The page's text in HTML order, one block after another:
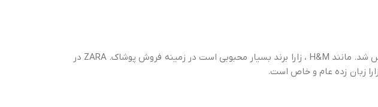
است. در سال 1975 ، 43 سال پیش در اسپانیا تاسیس شد. مانند H&M ، زارا برند بسیار محبوبی است در زمینه فروش پوشاک. ZARA در
زبان زده عام و خاص است.